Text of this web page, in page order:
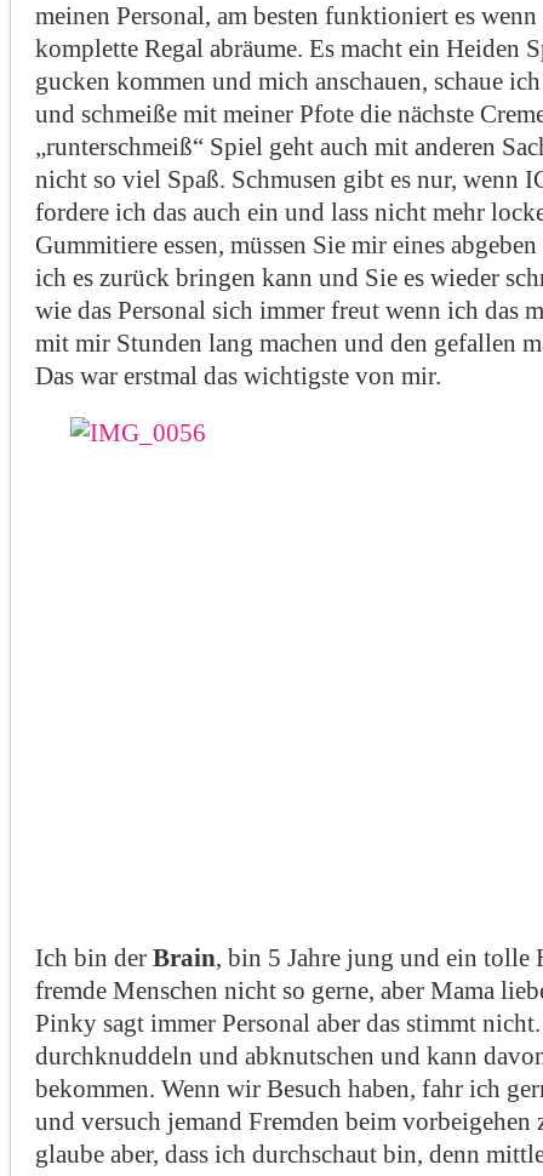
meinen Personal, am besten funktioniert es
komplette Regal abräume. Es macht ein Heiden
gucken kommen und mich anschauen, schaue
und schmeiße mit meiner Pfote die nächste
„runterschmeiß“ Spiel geht auch mit anderen
nicht so viel Spaß. Schmusen gibt es nur, wenn
fordere ich das auch ein und lass nicht mehr
Gummitiere essen, müssen Sie mir eines
ich es zurück bringen kann und Sie es wieder
wie das Personal sich immer freut wenn ich das
mit mir Stunden lang machen und den gefallen
Das war erstmal das wichtigste von mir.
Ich bin der Brain, bin 5 Jahre jung und ein tolle
fremde Menschen nicht so gerne, aber Mama
Pinky sagt immer Personal aber das stimmt
durchknuddeln und abknutschen und kann
bekommen. Wenn wir Besuch haben, fahr ich
und versuch jemand Fremden beim vorbeigehen
glaube aber, dass ich durchschaut bin, denn